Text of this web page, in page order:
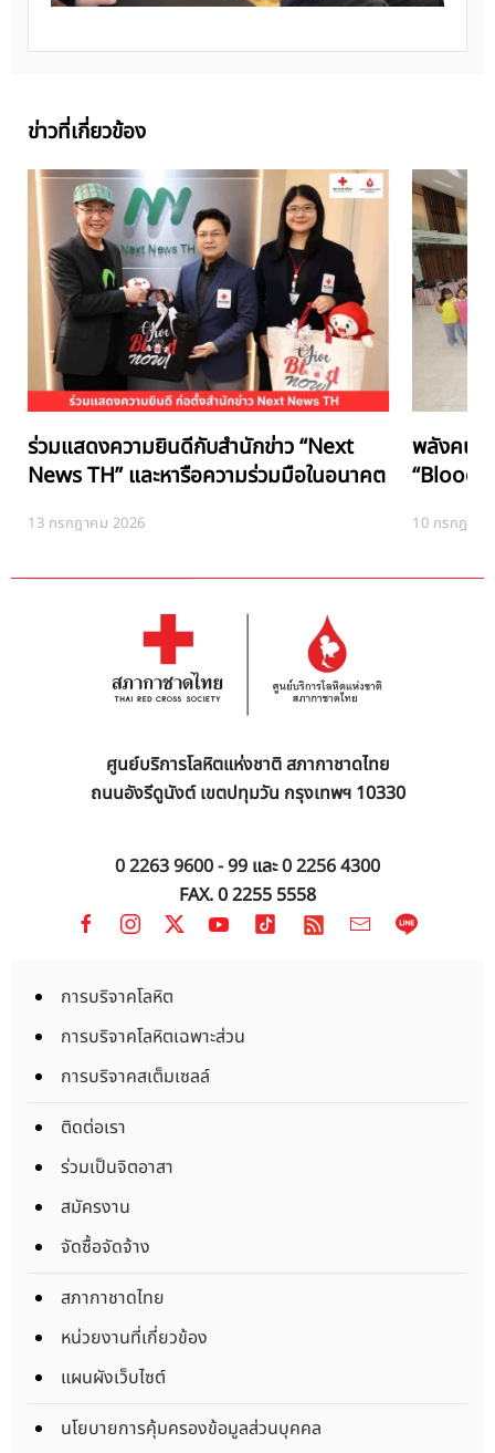
ข่าวที่เกี่ยวข้อง
ร่วมแสดงความยินดีกับสำนักข่าว “Next
News TH” และหารือความร่วมมือในอนาคต
13 กรกฎาคม 2026
พลังคนรุ่
“Blood
10 กรกฎาค
ศูนย์บริการโลหิตแห่งชาติ สภากาชาดไทย
ถนนอังรีดูนังต์ เขตปทุมวัน กรุงเทพฯ 10330
0 2263 9600 - 99 และ0 2256 4300
FAX. 0 2255 5558
การบริจาคโลหิต
การบริจาคโลหิตเฉพาะส่วน
การบริจาคสเต็มเซลล์
ติดต่อเรา
ร่วมเป็นจิตอาสา
สมัครงาน
จัดซื้อจัดจ้าง
สภากาชาดไทย
หน่วยงานที่เกี่ยวข้อง
แผนผังเว็บไซต์
นโยบายการคุ้มครองข้อมูลส่วนบุคคล